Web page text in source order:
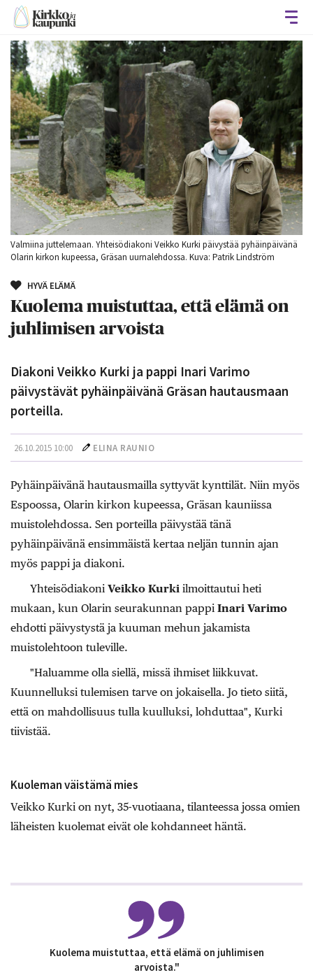
Valmiina juttelemaan. Yhteisödiakoni Veikko Kurki päivystää pyhäinpäivänä
Olarin kirkon kupeessa, Gräsan uurnalehdossa. Kuva: Patrik Lindström
HYVÄ ELÄMÄ
Kuolema muistuttaa, että elämä on
juhlimisen arvoista
Diakoni Veikko Kurki ja pappi Inari Varimo
päivystävät pyhäinpäivänä Gräsan hautausmaan
porteilla.
26.10.2015 10:00 ELINA RAUNIO
Pyhäinpäivänä hautausmailla syttyvät kynttilät. Niin myös
Espoossa, Olarin kirkon kupeessa, Gräsan kauniissa
muistolehdossa. Sen porteilla päivystää tänä
pyhäinpäivänä ensimmäistä kertaa neljän tunnin ajan
myös pappi ja diakoni.
Yhteisödiakoni Veikko Kurki ilmoittautui heti
mukaan, kun Olarin seurakunnan pappi Inari Varimo
ehdotti päivystystä ja kuuman mehun jakamista
muistolehtoon tuleville.
"Haluamme olla siellä, missä ihmiset liikkuvat.
Kuunnelluksi tulemisen tarve on jokaisella. Jo tieto siitä,
että on mahdollisuus tulla kuulluksi, lohduttaa", Kurki
tiivistää.
Kuoleman väistämä mies
Veikko Kurki on nyt, 35-vuotiaana, tilanteessa jossa omien
läheisten kuolemat eivät ole kohdanneet häntä.
Kuolema muistuttaa, että elämä on juhlimisen
arvoista."